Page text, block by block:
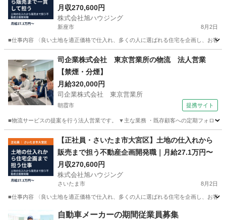
月収270,600円
株式会社旭ハウジング
新座市 8月2日
■仕事内容 〈良い土地を適正価格で仕入れ、多くの人に選ばれる住宅を企画し、お客
営業 社員
司企業株式会社 東京営業所の物流 法人営業
【禁煙・分煙】
月給320,000円
司企業株式会社 東京営業所
朝霞市 提携サイト
■物流サービスの提案を行う法人営業です。 ▼主な業務 ・既存顧客への定期フォロー
代理店営業
【正社員・さいたま市大宮区】土地の仕入れから
販売まで担う不動産企画開発職｜月給27.1万円〜
月収270,600円
株式会社旭ハウジング
さいたま市 8月2日
■仕事内容 〈良い土地を適正価格で仕入れ、多くの人に選ばれる住宅を企画し、お客
さいたま市 営業 社員
自動車メーカーの期間従業員募集